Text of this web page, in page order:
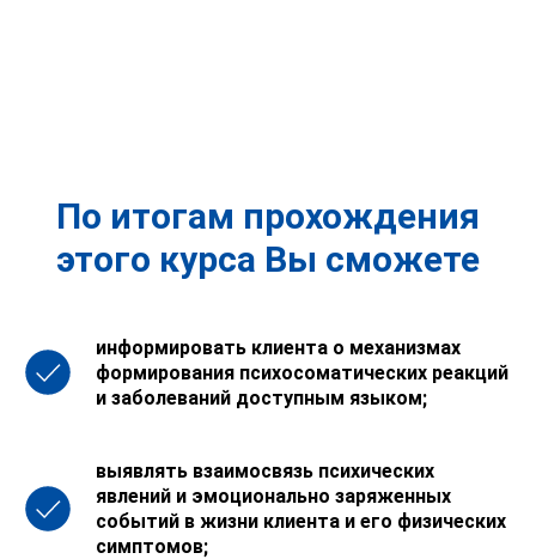
По итогам прохождения
этого курса Вы сможете
информировать клиента о механизмах
формирования психосоматических реакций
и заболеваний доступным языком;
выявлять взаимосвязь психических
явлений и эмоционально заряженных
событий в жизни клиента и его физических
симптомов;